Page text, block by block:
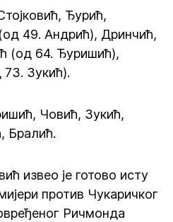
Ђурић,
49. Андрић), Дринчић,
(од 64. Ђуришић),
Зукић).
Човић, Зукић,
Бралић.
извео је готово исту
против Чукаричког
Ричмонда